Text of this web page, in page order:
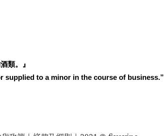
類。』
to a minor in the course of business.”